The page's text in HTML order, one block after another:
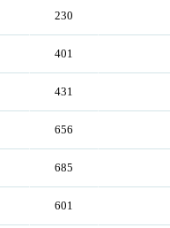
230
401
431
656
685
601